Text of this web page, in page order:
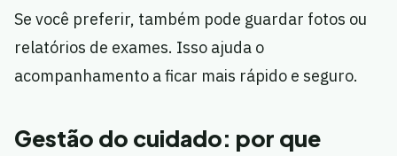
Se você preferir, também pode guardar fotos ou
relatórios de exames. Isso ajuda o
acompanhamento a ficar mais rápido e seguro.
Gestão do cuidado: por que